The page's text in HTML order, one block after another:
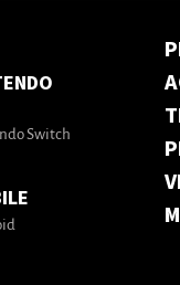
Switch